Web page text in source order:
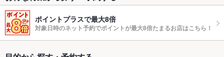
ポイントプラスで最大8倍
対象日時のネット予約でポイントが最大8倍たまるお店はこちら！